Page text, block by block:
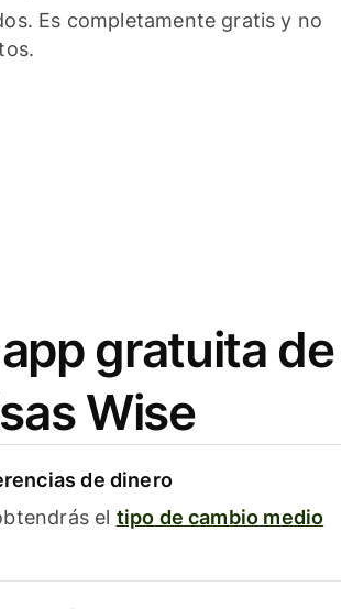
Es completamente gratis y no
gratuita de
Wise
de dinero
el tipo de cambio medio